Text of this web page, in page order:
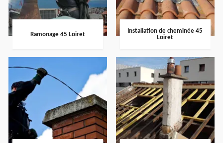
Ramonage 45 Loiret
Installation de cheminée 45
Loiret